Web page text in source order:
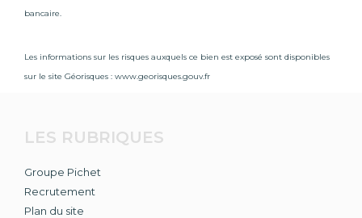
bancaire.
Les informations sur les risques auxquels ce bien est exposé sont disponibles
sur le site Géorisques : www.georisques.gouv.fr
LES RUBRIQUES
Groupe Pichet
Recrutement
Plan du site